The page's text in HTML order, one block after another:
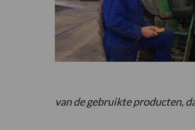
van de gebruikte producten,